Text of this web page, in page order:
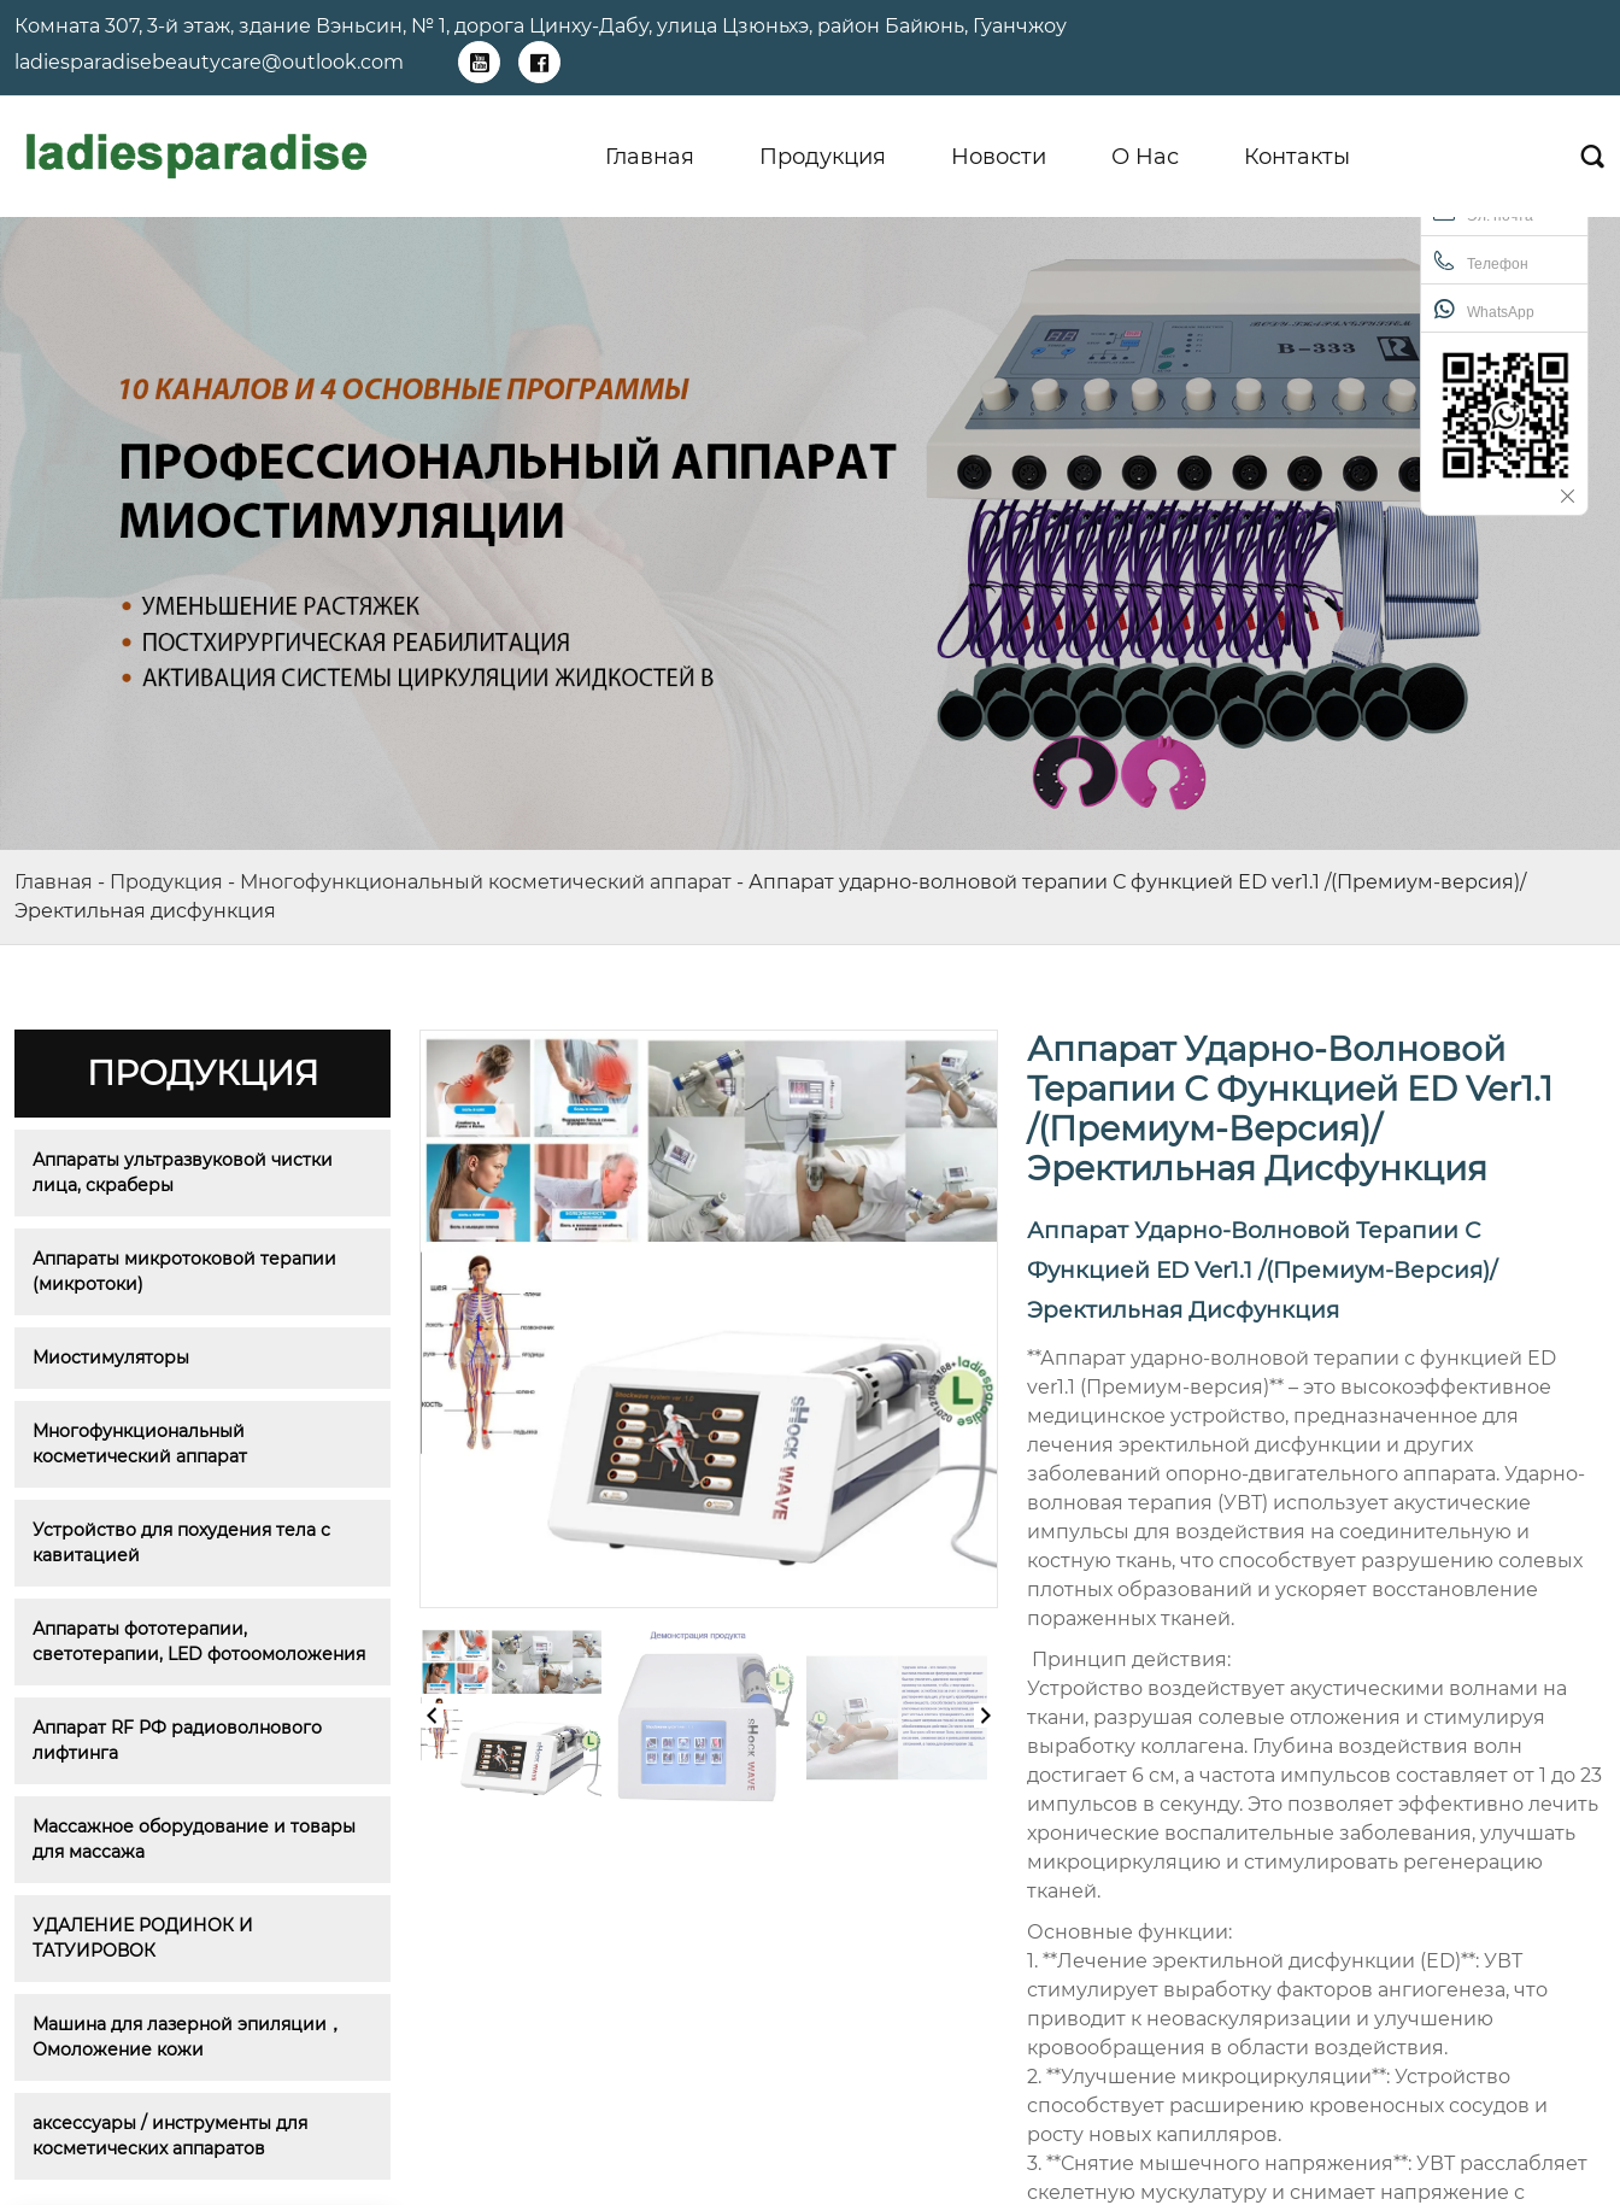
Комната 307, 3-й этаж, здание Вэньсин, № 1, дорога Цинху-Дабу, улица Цзюньхэ, район Байюнь, Гуанчжоу
ladiesparadisebeautycare@outlook.com
 
Главная Продукция Новости О Hас Контакты 
Главная - Продукция - Многофункциональный косметический аппарат - Аппарат ударно-волновой терапии С функцией ED ver1.1 /(Премиум-версия)/
Эректильная дисфункция
ПРОДУКЦИЯ
Аппараты ультразвуковой чистки
лица, скраберы
Аппараты микротоковой терапии
(микротоки)
Миостимуляторы
Многофункциональный
косметический аппарат
Устройство для похудения тела с
кавитацией
Аппараты фототерапии,
светотерапии, LED фотоомоложения
Аппарат RF РФ радиоволнового
лифтинга
Массажное оборудование и товары
для массажа
УДАЛЕНИЕ РОДИНОК И
ТАТУИРОВОК
Машина для лазерной эпиляции，
Омоложение кожи
аксессуары / инструменты для
косметических аппаратов
Аппарат Ударно-Волновой
Терапии С Функцией ED Ver1.1
/(Премиум-Версия)/
Эректильная Дисфункция
Аппарат Ударно-Волновой Терапии С
Функцией EDVer1.1 /(Премиум-Версия)/
Эректильная Дисфункция
**Аппарат ударно-волновой терапии с функцией ED
ver1.1 (Премиум-версия)** – это высокоэффективное
медицинское устройство, предназначенное для
лечения эректильной дисфункции и других
заболеваний опорно-двигательного аппарата. Ударно-
волновая терапия (УВТ) использует акустические
импульсы для воздействия на соединительную и
костную ткань, что способствует разрушению солевых
плотных образований и ускоряет восстановление
пораженных тканей.
Принцип действия:
Устройство воздействует акустическими волнами на
ткани, разрушая солевые отложения и стимулируя
выработку коллагена. Глубина воздействия волн
достигает 6 см, а частота импульсов составляет от 1 до 23
импульсов в секунду. Это позволяет эффективно лечить
хронические воспалительные заболевания, улучшать
микроциркуляцию и стимулировать регенерацию
тканей.
Основные функции:
1. **Лечение эректильной дисфункции (ED)**: УВТ
стимулирует выработку факторов ангиогенеза, что
приводит к неоваскуляризации и улучшению
кровообращения в области воздействия.
2. **Улучшение микроциркуляции**: Устройство
способствует расширению кровеносных сосудов и
росту новых капилляров.
3. **Снятие мышечного напряжения**: УВТ расслабляет
скелетную мускулатуру и снимает напряжение с
Эл. почта
Телефон
WhatsApp